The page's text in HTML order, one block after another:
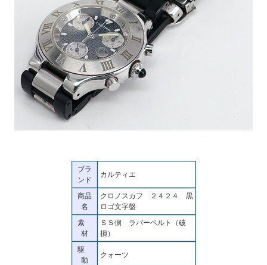
ブラ
ンド
カルティエ
商品
名
クロノスカフ ２４２４ 黒
ロゴ文字盤
素
材
ＳＳ側 ラバーベルト（破
損）
駆
動
クォーツ